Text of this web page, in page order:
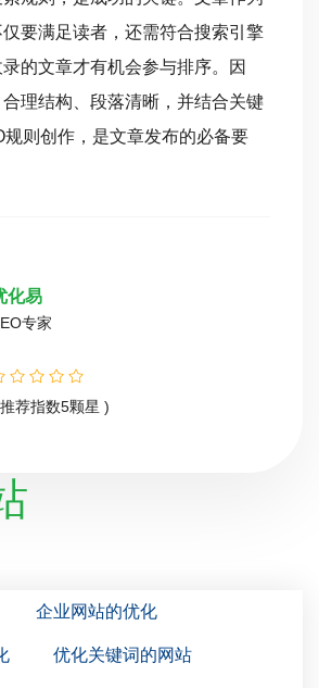
要满足读者，还需符合搜索引擎
的文章才有机会参与排序。因
理结构、段落清晰，并结合关键
则创作，是文章发布的必备要
化易
专家
荐指数5颗星 )
企业网站的优化
优化关键词的网站